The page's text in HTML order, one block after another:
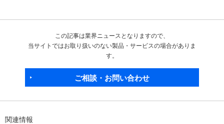
この記事は業界ニュースとなりますので、
当サイトではお取り扱いのない製品・サービスの場合がありま
す。
ご相談・お問い合わせ
関連情報